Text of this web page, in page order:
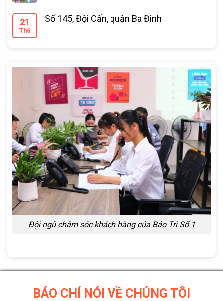
21
Th6
Số 145, Đội Cấn, quận Ba Đình
Đội ngũ chăm sóc khách hàng của Bảo Trì Số 1
BÁO CHÍ NÓI VỀ CHÚNG TÔI